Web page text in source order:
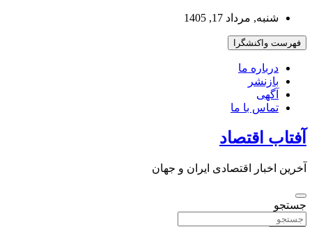
بروید
شنبه, مرداد 17, 1405
فهرست واکنشگرا
درباره ما
بازنشر
آگهی
تماس با ما
آفتاب اقتصاد
آخرین اخبار اقتصادی ایران و جهان
جستجو